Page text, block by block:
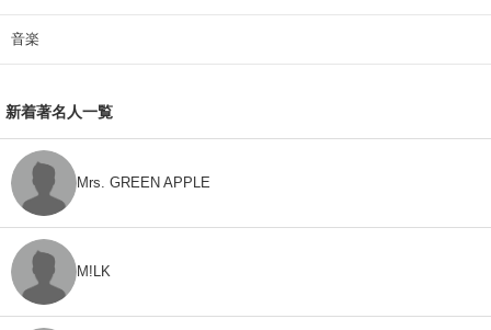
音楽
新着著名人一覧
Mrs. GREEN APPLE
M!LK